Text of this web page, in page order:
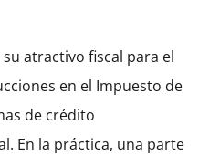
atractivo fiscal para el
en el Impuesto de
de crédito
En la práctica, una parte